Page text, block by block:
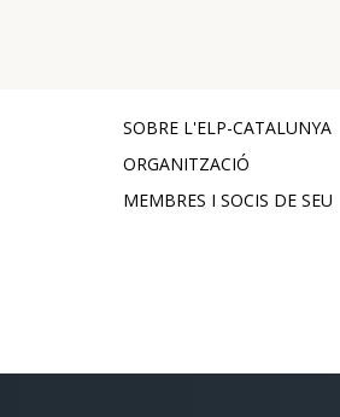
SOBRE L'ELP-CATALUNYA
ORGANITZACIÓ
MEMBRES I SOCIS DE SEU